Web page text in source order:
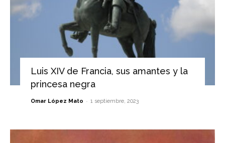
Luis XIV de Francia, sus amantes y la
princesa negra
Omar López Mato - 1 septiembre, 2023